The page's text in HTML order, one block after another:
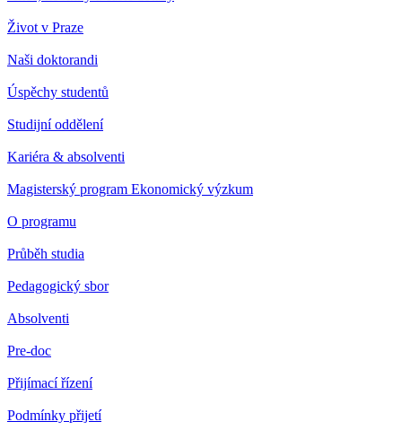
Život v Praze
Naši doktorandi
Úspěchy studentů
Studijní oddělení
Kariéra & absolventi
Magisterský program Ekonomický výzkum
O programu
Průběh studia
Pedagogický sbor
Absolventi
Pre-doc
Přijímací řízení
Podmínky přijetí